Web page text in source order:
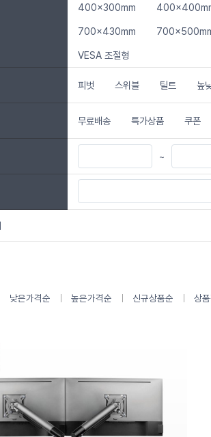
400x300mm
700x430mm
VESA 조절형
피벗 스위블 틸트 높
무료배송 특가상품 쿠폰
~
낮은가격순 높은가격순 신규상품순 상